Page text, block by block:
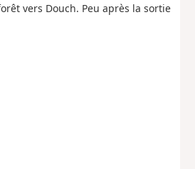
vers Douch. Peu après la sortie